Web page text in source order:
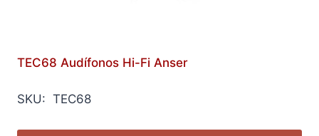
TEC68 Audífonos Hi-Fi Anser
SKU: TEC68